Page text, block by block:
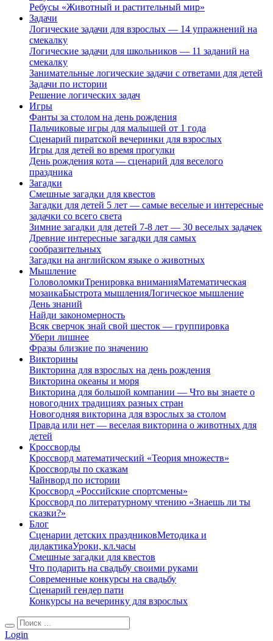
Ребусы «Животный и растительный мир»
Задачи
Логические задачи для взрослых — 14 упражнений на
смекалку
Логические задачи для школьников — 11 заданий на
смекалку
Занимательные логические задачи с ответами для детей
Задачи по истории
Решение логических задач
Игры
Фанты за столом на день рождения
Пальчиковые игры для малышей от 1 года
Сценарий пиратской вечеринки для взрослых
Игры для детей во время прогулки
День рождения кота — сценарий для веселого
праздника
Загадки
Смешные загадки для квестов
Загадки для детей 5 лет — самые веселые и интересные
задачки со всего света
Зимние загадки для детей 7-8 лет — 30 веселых задачек
Древние интересные загадки для самых
сообразительных
Загадки на английском языке о животных
Мышление
ГоловоломкиТренировка вниманияМатематическая
мозаикаБыстрота мышленияЛогическое мышление
День знаний
Найди закономерность
Всяк сверчок знай свой шесток — группировка
Убери лишнее
Фразы близкие по значению
Викторины
Викторина для взрослых на день рождения
Викторина океаны и моря
Викторина для большой компании — Что вы знаете о
новогодних традициях разных стран
Новогодняя викторина для взрослых за столом
Правда или нет — веселая викторина о животных для
детей
Кроссворды
Кроссворд математический «Теория множеств»
Кроссворды по сказкам
Чайнворд по истории
Кроссворд «Российские спортсмены»
Кроссворд по литературному чтению «Знаешь ли ты
сказки?»
Блог
Сценарии детских праздниковМетодика и
дидактикаУроки, кл.часы
Смешные загадки для квестов
Что подарить на свадьбу своими руками
Современные конкурсы на свадьбу
Сценарий гендер пати
Конкурсы на вечеринку для взрослых
Login